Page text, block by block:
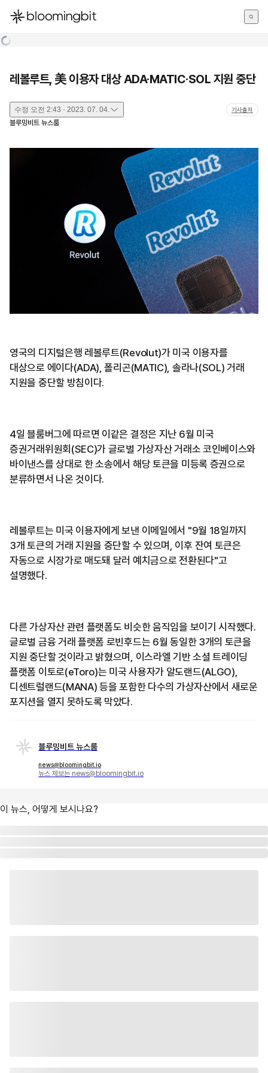
한국어
레볼루트, 美 이용자 대상 ADA·MATIC·SOL 지원 중단
수정 오전 2:43 · 2023. 07. 04. 기사출처
블루밍비트 뉴스룸
영국의 디지털은행 레볼루트(Revolut)가 미국 이용자를
대상으로 에이다(ADA), 폴리곤(MATIC), 솔라나(SOL) 거래
지원을 중단할 방침이다.
4일 블룸버그에 따르면 이같은 결정은 지난 6월 미국
증권거래위원회(SEC)가 글로벌 가상자산 거래소 코인베이스와
바이낸스를 상대로 한 소송에서 해당 토큰을 미등록 증권으로
분류하면서 나온 것이다.
레볼루트는 미국 이용자에게 보낸 이메일에서 "9월 18일까지
3개 토큰의 거래 지원을 중단할 수 있으며, 이후 잔여 토큰은
자동으로 시장가로 매도돼 달러 예치금으로 전환된다"고
설명했다.
다른 가상자산 관련 플랫폼도 비슷한 움직임을 보이기 시작했다.
글로벌 금융 거래 플랫폼 로빈후드는 6월 동일한 3개의 토큰을
지원 중단할 것이라고 밝혔으며, 이스라엘 기반 소셜 트레이딩
플랫폼 이토로(eToro)는 미국 사용자가 알도랜드(ALGO),
디센트럴랜드(MANA) 등을 포함한 다수의 가상자산에서 새로운
포지션을 열지 못하도록 막았다.
블루밍비트 뉴스룸
news@bloomingbit.io
뉴스 제보는 news@bloomingbit.io
이 뉴스, 어떻게 보시나요?